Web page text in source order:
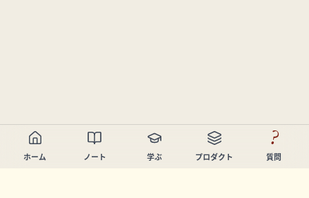
ホーム ノート 学ぶ プロダクト
?
質問